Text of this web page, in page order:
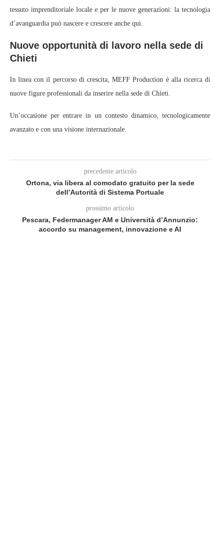
tessuto imprenditoriale locale e per le nuove generazioni: la tecnologia
d’avanguardia può nascere e crescere anche qui.
Nuove opportunità di lavoro nella sede di
Chieti
In linea con il percorso di crescita, MEFF Production è alla ricerca di
nuove figure professionali da inserire nella sede di Chieti.
Un’occasione per entrare in un contesto dinamico, tecnologicamente
avanzato e con una visione internazionale.
precedente articolo
Ortona, via libera al comodato gratuito per la sede
dell’Autorità di Sistema Portuale
prossimo articolo
Pescara, Federmanager AM e Università d’Annunzio:
accordo su management, innovazione e AI